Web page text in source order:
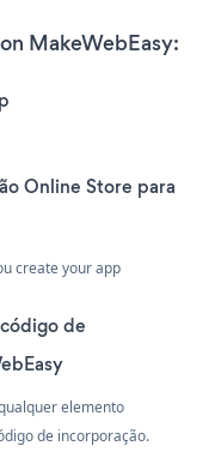
MakeWebEasy:
Online Store para
create your app
de
elemento
de incorporação.